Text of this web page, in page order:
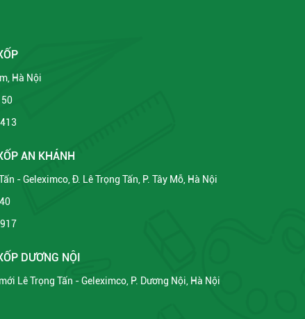
Hà Nội
AN KHÁNH
- Geleximco, Đ. Lê Trọng Tấn, P. Tây Mỗ, Hà Nội
DƯƠNG NỘI
Lê Trọng Tấn - Geleximco, P. Dương Nội, Hà Nội